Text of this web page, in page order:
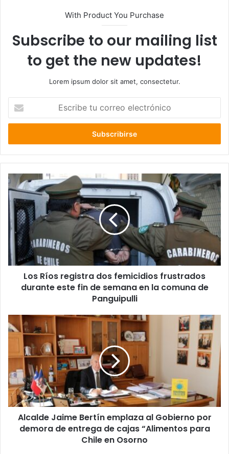
With Product You Purchase
Subscribe to our mailing list
to get the new updates!
Lorem ipsum dolor sit amet, consectetur.
correo
Los
Ríos
registra
dos
femicidios
frustrados
durante
este
fin
semana
comuna
de
Panguipulli
Los Ríos registra dos femicidios frustrados
durante este fin de semana en la comuna de
Panguipulli
Alcalde
Jaime
Bertín
emplaza
Gobierno
por
demora
de
entrega
Alcalde Jaime Bertín emplaza al Gobierno por
demora de entrega de cajas “Alimentos para
Chile en Osorno